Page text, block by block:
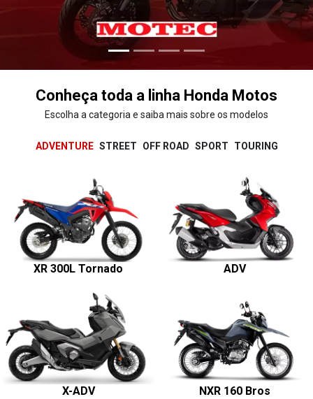
Conheça toda a linha Honda Motos
Escolha a categoria e saiba mais sobre os modelos
ADVENTURE STREET OFF ROAD SPORT TOURING
XR 300L Tornado ADV
X-ADV NXR 160 Bros